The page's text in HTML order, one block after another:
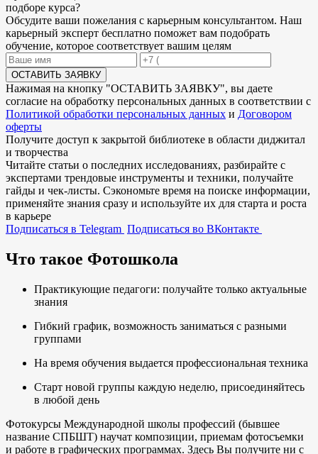
подборе курса?
Обсудите ваши пожелания с карьерным консультантом. Наш
карьерный эксперт бесплатно поможет вам подобрать
обучение, которое соответствует вашим целям
ОСТАВИТЬ ЗАЯВКУ
Нажимая на кнопку "ОСТАВИТЬ ЗАЯВКУ", вы даете
согласие на обработку персональных данных в соответствии с
Политикой обработки персональных данных и Договором
оферты
Получите доступ к закрытой библиотеке в области диджитал
и творчества
Читайте статьи о последних исследованиях, разбирайте с
экспертами трендовые инструменты и техники, получайте
гайды и чек-листы. Сэкономьте время на поиске информации,
применяйте знания сразу и используйте их для старта и роста
в карьере
Подписаться в Telegram Подписаться во ВКонтакте
Что такое Фотошкола
Практикующие педагоги: получайте только актуальные
знания
Гибкий график, возможность заниматься с разными
группами
На время обучения выдается профессиональная техника
Старт новой группы каждую неделю, присоединяйтесь
в любой день
Фотокурсы Международной школы профессий (бывшее
название СПБШТ) научат композиции, приемам фотосъемки
и работе в графических программах. Здесь Вы получите ни с